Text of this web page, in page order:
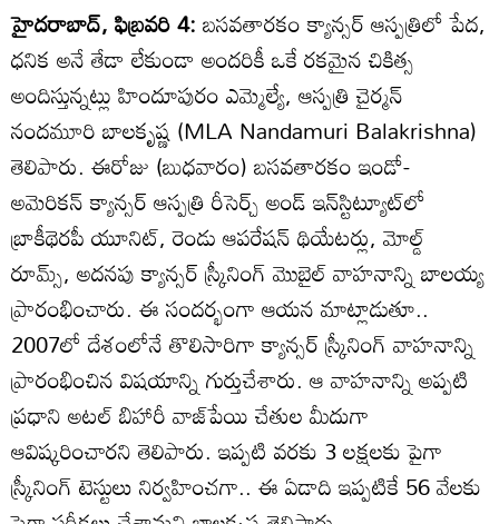
హైదరాబాద్, ఫిబ్రవరి 4:బసవతారకం క్యాన్సర్ ఆస్పత్రిలో పేద,
ధనిక అనే తేడా లేకుండా అందరికీ ఒకే రకమైన చికిత్స
అందిస్తున్నట్లు హిందూపురం ఎమ్మెల్యే, ఆస్పత్రి చైర్మన్
నందమూరి బాలకృష్ణ (MLA Nandamuri Balakrishna)
తెలిపారు. ఈరోజు (బుధవారం) బసవతారకం ఇండో-
అమెరికన్ క్యాన్సర్ ఆస్పత్రి రీసెర్చ్ అండ్ ఇన్‌స్టిట్యూట్‌లో
బ్రాకీథెరపీ యూనిట్, రెండు ఆపరేషన్ థియేటర్లు, మోల్డ్
రూమ్స్, అదనపు క్యాన్సర్ స్క్రీనింగ్ మొబైల్ వాహనాన్ని బాలయ్య
ప్రారంభించారు. ఈ సందర్భంగా ఆయన మాట్లాడుతూ..
2007లో దేశంలోనే తొలిసారిగా క్యాన్సర్ స్క్రీనింగ్ వాహనాన్ని
ప్రారంభించిన విషయాన్ని గుర్తుచేశారు. ఆ వాహనాన్ని అప్పటి
ప్రధాని అటల్ బిహారీ వాజ్‌పేయి చేతుల మీదుగా
ఆవిష్కరించారని తెలిపారు. ఇప్పటి వరకు 3 లక్షలకు పైగా
స్క్రీనింగ్ టెస్టులు నిర్వహించగా.. ఈ ఏడాది ఇప్పటికే 56 వేలకు